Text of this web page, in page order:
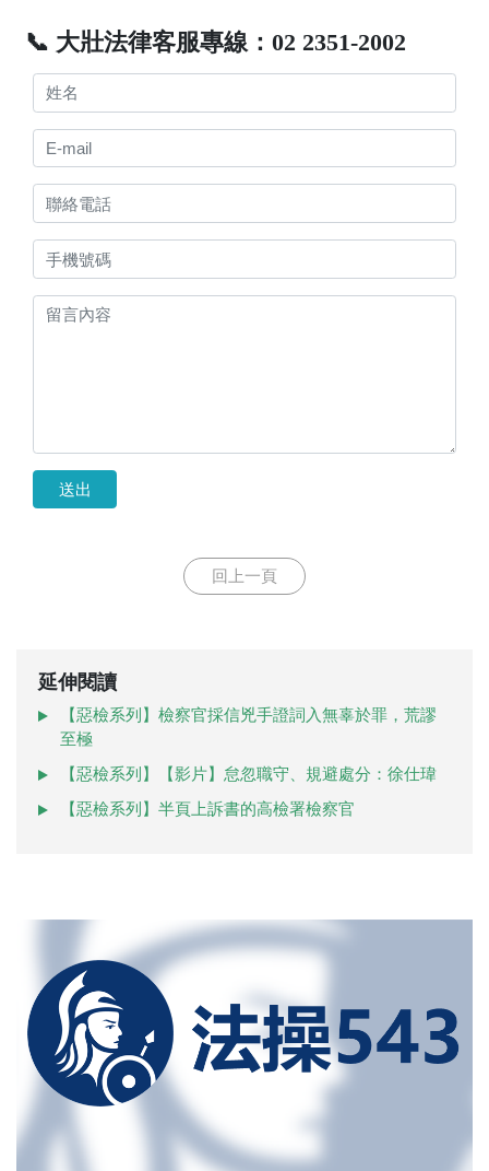
📞 大壯法律客服專線：02 2351-2002
送出
回上一頁
延伸閱讀
【惡檢系列】檢察官採信兇手證詞入無辜於罪，荒謬
至極
【惡檢系列】【影片】怠忽職守、規避處分：徐仕瑋
【惡檢系列】半頁上訴書的高檢署檢察官